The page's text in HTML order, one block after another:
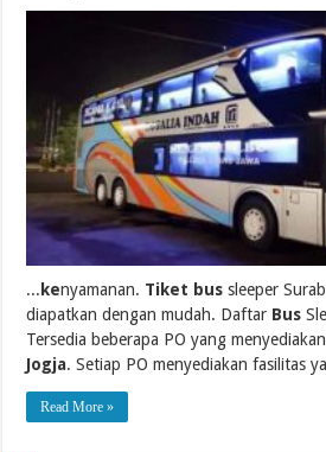
... kenyamanan. Tiket bus sleeper
diapatkan dengan mudah. Daftar Bus
Tersedia beberapa PO yang menyediakan
Jogja. Setiap PO menyediakan fasilitas
Read More »